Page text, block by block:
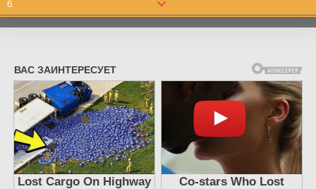
6
7
12
13